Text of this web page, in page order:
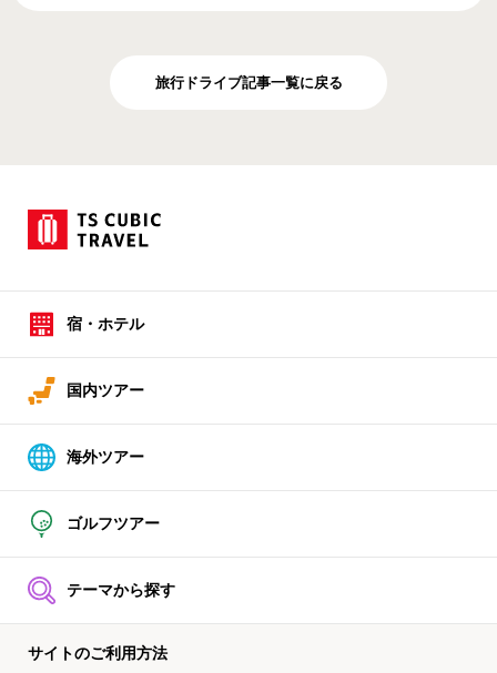
旅行ドライブ記事一覧に戻る
宿・ホテル
国内ツアー
海外ツアー
ゴルフツアー
テーマから探す
サイトのご利用方法